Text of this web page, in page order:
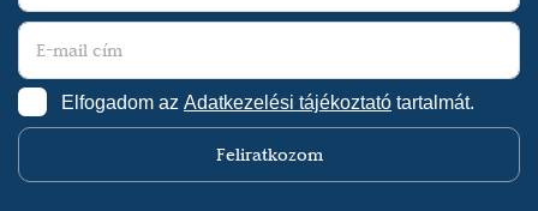
Elfogadom az Adatkezelési tájékoztató tartalmát.
Feliratkozom